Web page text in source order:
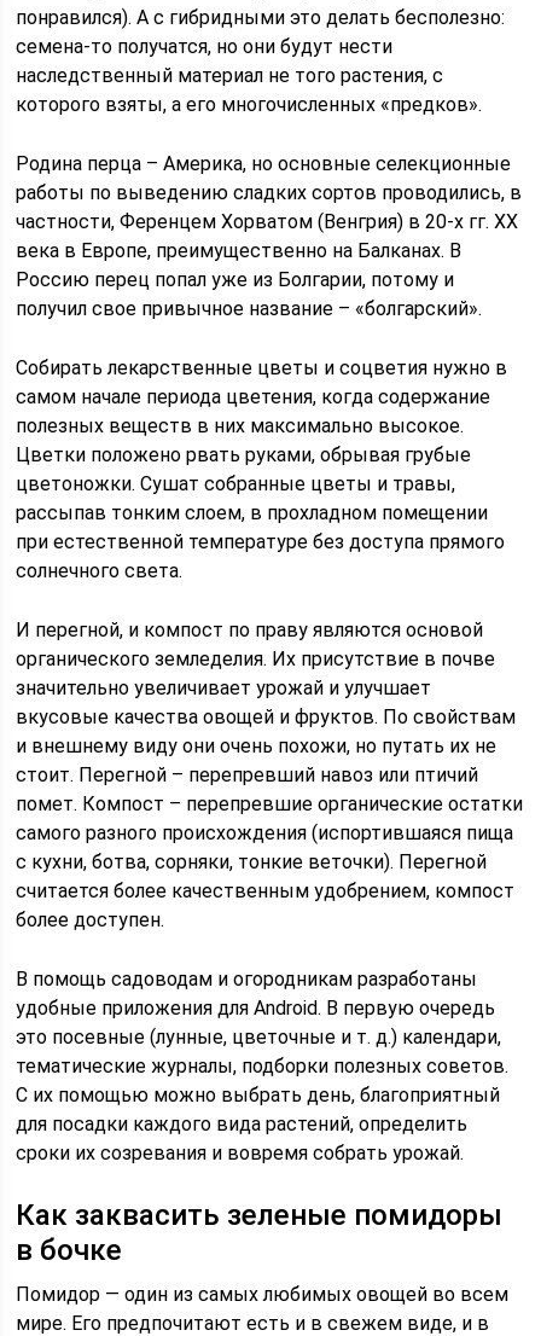
понравился). А с гибридными это делать бесполезно:
семена-то получатся, но они будут нести
наследственный материал не того растения, с
которого взяты, а его многочисленных «предков».
Родина перца – Америка, но основные селекционные
работы по выведению сладких сортов проводились, в
частности, Ференцем Хорватом (Венгрия) в 20-х гг. XX
века в Европе, преимущественно на Балканах. В
Россию перец попал уже из Болгарии, потому и
получил свое привычное название – «болгарский».
Собирать лекарственные цветы и соцветия нужно в
самом начале периода цветения, когда содержание
полезных веществ в них максимально высокое.
Цветки положено рвать руками, обрывая грубые
цветоножки. Сушат собранные цветы и травы,
рассыпав тонким слоем, в прохладном помещении
при естественной температуре без доступа прямого
солнечного света.
И перегной, и компост по праву являются основой
органического земледелия. Их присутствие в почве
значительно увеличивает урожай и улучшает
вкусовые качества овощей и фруктов. По свойствам
и внешнему виду они очень похожи, но путать их не
стоит. Перегной – перепревший навоз или птичий
помет. Компост – перепревшие органические остатки
самого разного происхождения (испортившаяся пища
с кухни, ботва, сорняки, тонкие веточки). Перегной
считается более качественным удобрением, компост
более доступен.
В помощь садоводам и огородникам разработаны
удобные приложения для Android. В первую очередь
это посевные (лунные, цветочные и т. д.) календари,
тематические журналы, подборки полезных советов.
С их помощью можно выбрать день, благоприятный
для посадки каждого вида растений, определить
сроки их созревания и вовремя собрать урожай.
Как заквасить зеленые помидоры
в бочке
Помидор — один из самых любимых овощей во всем
мире. Его предпочитают есть и в свежем виде, и в